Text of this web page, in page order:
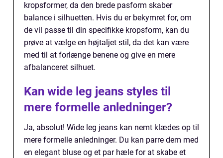
kropsformer, da den brede pasform skaber
balance i silhuetten. Hvis du er bekymret for, om
de vil passe til din specifikke kropsform, kan du
prøve at vælge en højtaljet stil, da det kan være
med til at forlænge benene og give en mere
afbalanceret silhuet.
Kan wide leg jeans styles til
mere formelle anledninger?
Ja, absolut! Wide leg jeans kan nemt klædes op til
mere formelle anledninger. Du kan parre dem med
en elegant bluse og et par hæle for at skabe et